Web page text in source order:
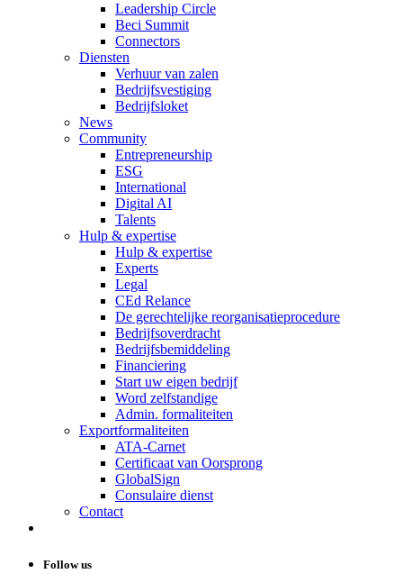
Leadership Circle
Beci Summit
Connectors
Diensten
Verhuur van zalen
Bedrijfsvestiging
Bedrijfsloket
News
Community
Entrepreneurship
ESG
International
Digital AI
Talents
Hulp & expertise
Hulp & expertise
Experts
Legal
CEd Relance
De gerechtelijke reorganisatieprocedure
Bedrijfsoverdracht
Bedrijfsbemiddeling
Financiering
Start uw eigen bedrijf
Word zelfstandige
Admin. formaliteiten
Exportformaliteiten
ATA-Carnet
Certificaat van Oorsprong
GlobalSign
Consulaire dienst
Contact
Follow us